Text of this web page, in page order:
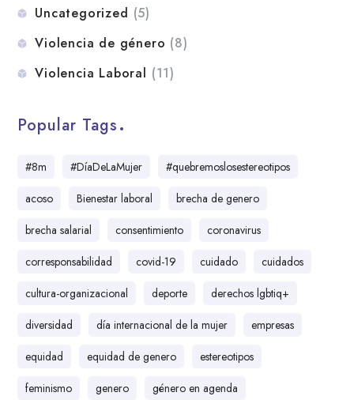
Uncategorized (5)
Violencia de género (8)
Violencia Laboral (11)
Popular Tags
#8m #DíaDeLaMujer
#quebremoslosestereotipos
acoso
Bienestar laboral
brecha de genero
brecha salarial
consentimiento
coronavirus
corresponsabilidad
covid-19 cuidado
cuidados
cultura-organizacional
deporte
derechos lgbtiq+
diversidad
día internacional de la mujer
empresas
equidad
equidad de genero
estereotipos
feminismo
genero
género en agenda